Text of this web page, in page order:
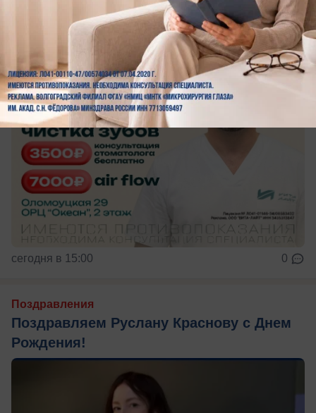
Не ждите, пока зуб заболит
сегодня в 15:00 0
Поздравления
Поздравляем Руслану Краснову с Днем
Рождения!